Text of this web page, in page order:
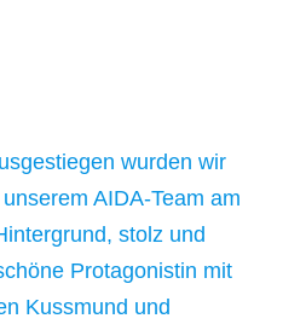
wurden wir
AIDA-Team am
stolz und
Protagonistin mit
Kussmund und